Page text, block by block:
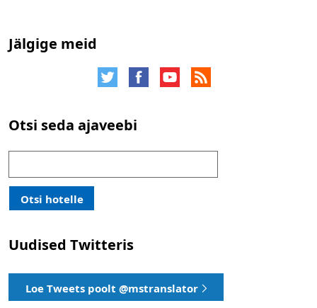
Jälgige meid
Otsi seda ajaveebi
Otsi hotelle
Uudised Twitteris
Loe Tweets poolt @mstranslator